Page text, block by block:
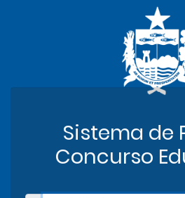
Sistema de
Concurso